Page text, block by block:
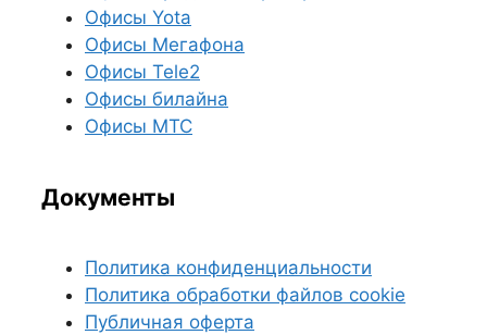
Офисы Yota
Офисы Мегафона
Офисы Tele2
Офисы билайна
Офисы МТС
Документы
Политика конфиденциальности
Политика обработки файлов cookie
Публичная оферта